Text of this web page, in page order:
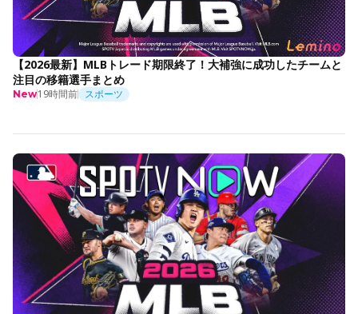
【2026最新】MLBトレード期限終了！大補強に成功したチームと
注目の移籍選手まとめ
New19時間前 スポーツ